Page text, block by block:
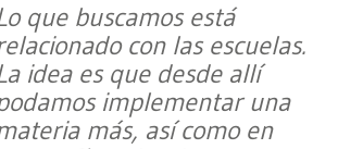
que buscamos está
con las escuelas.
idea es que desde allí
implementar una
más, así como en